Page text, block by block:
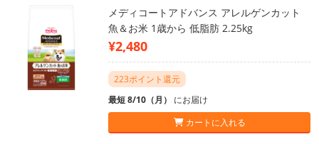
メディコートアドバンス アレルゲンカット
魚＆お米 1歳から 低脂肪 2.25kg
¥2,480
223ポイント還元
最短 8/10（月） にお届け
カートに入れる